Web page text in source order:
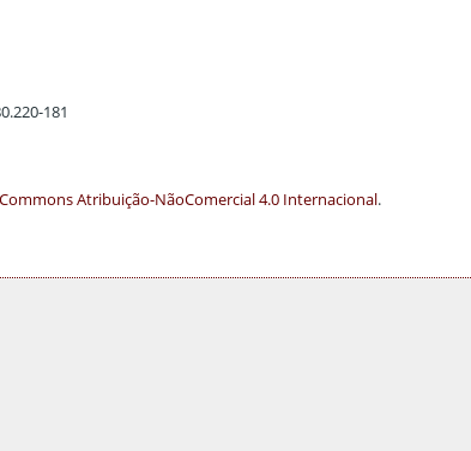
181
Atribuição-NãoComercial 4.0 Internacional.